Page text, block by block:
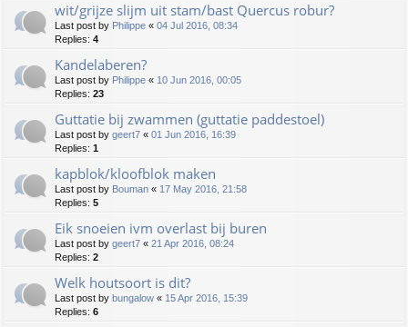
wit/grijze slijm uit stam/bast Quercus robur?
Last post by Philippe « 04 Jul 2016, 08:34
Replies: 4
Kandelaberen?
Last post by Philippe « 10 Jun 2016, 00:05
Replies: 23
Guttatie bij zwammen (guttatie paddestoel)
Last post by geert7 « 01 Jun 2016, 16:39
Replies: 1
kapblok/kloofblok maken
Last post by Bouman « 17 May 2016, 21:58
Replies: 5
Eik snoeien ivm overlast bij buren
Last post by geert7 « 21 Apr 2016, 08:24
Replies: 2
Welk houtsoort is dit?
Last post by bungalow « 15 Apr 2016, 15:39
Replies: 6